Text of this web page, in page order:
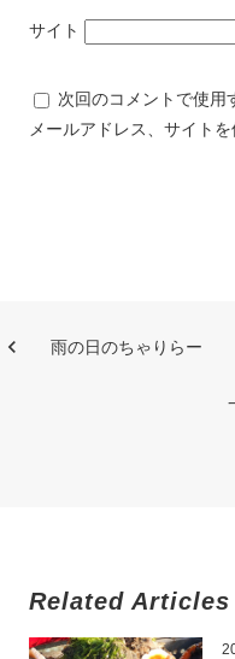
サイト
次回のコメントで使用
メールアドレス、サイトを
雨の日のちゃりらー
Related Articles